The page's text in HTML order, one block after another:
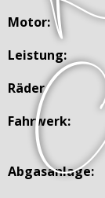
Motor:
Leistung:
Räder
Fahrwerk:
Abgasanlage: